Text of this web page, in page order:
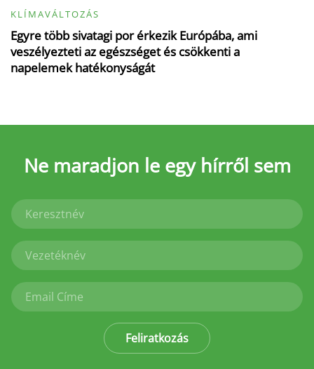
KLÍMAVÁLTOZÁS
Egyre több sivatagi por érkezik Európába, ami
veszélyezteti az egészséget és csökkenti a
napelemek hatékonyságát
Ne maradjon le egy hírről sem
Feliratkozás